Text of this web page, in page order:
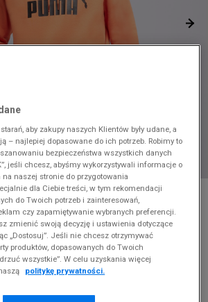
ESS BIG LOGO
aktualnych kolekcji, ubiegłych
Szczegóły.
aby zakupy naszych Klientów były udane, a
– najlepiej dopasowane do ich potrzeb. Robimy to
bezpieczeństwa wszystkich danych
jeśli chcesz, abyśmy wykorzystywali informacje o
naszej stronie do przygotowania
dla Ciebie treści, w tym rekomendacji
do Twoich potrzeb i zainteresowań,
czy zapamiętywanie wybranych preferencji.
zmienić swoją decyzję i ustawienia dotyczące
„Dostosuj”. Jeśli nie chcesz otrzymywać
produktów, dopasowanych do Twoich
wszystkie”. W celu uzyskania więcej
politykę prywatności.